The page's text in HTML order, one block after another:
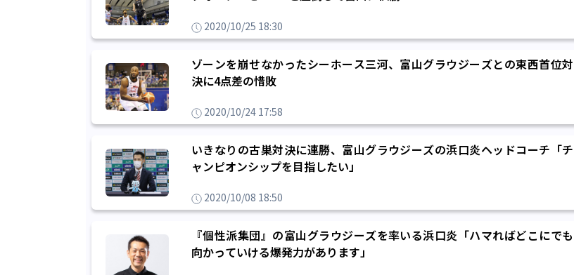
2020/10/25 18:30
ゾーンを崩せなかったシーホース三河、富山グラウジーズとの東西首位対
決に4点差の惜敗
2020/10/24 17:58
いきなりの古巣対決に連勝、富山グラウジーズの浜口炎ヘッドコーチ「チ
ャンピオンシップを目指したい」
2020/10/08 18:50
『個性派集団』の富山グラウジーズを率いる浜口炎「ハマればどこにでも
向かっていける爆発力があります」